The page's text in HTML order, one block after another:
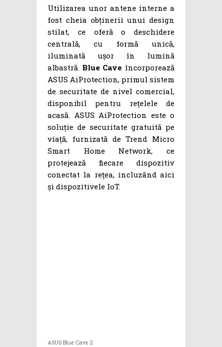
Utilizarea unor antene interne a
fost cheia obținerii unui design
stilat, ce oferă o deschidere
centrală, cu formă unică,
iluminată ușor în lumină
albastră. Blue Cave încorporează
ASUS AiProtection, primul sistem
de securitate de nivel comercial,
disponibil pentru rețelele de
acasă. ASUS AiProtection este o
soluție de securitate gratuită pe
viață, furnizată de Trend Micro
Smart Home Network, ce
protejează fiecare dispozitiv
conectat la rețea, incluzând aici
și dispozitivele IoT.
ASUS Blue Cave 2